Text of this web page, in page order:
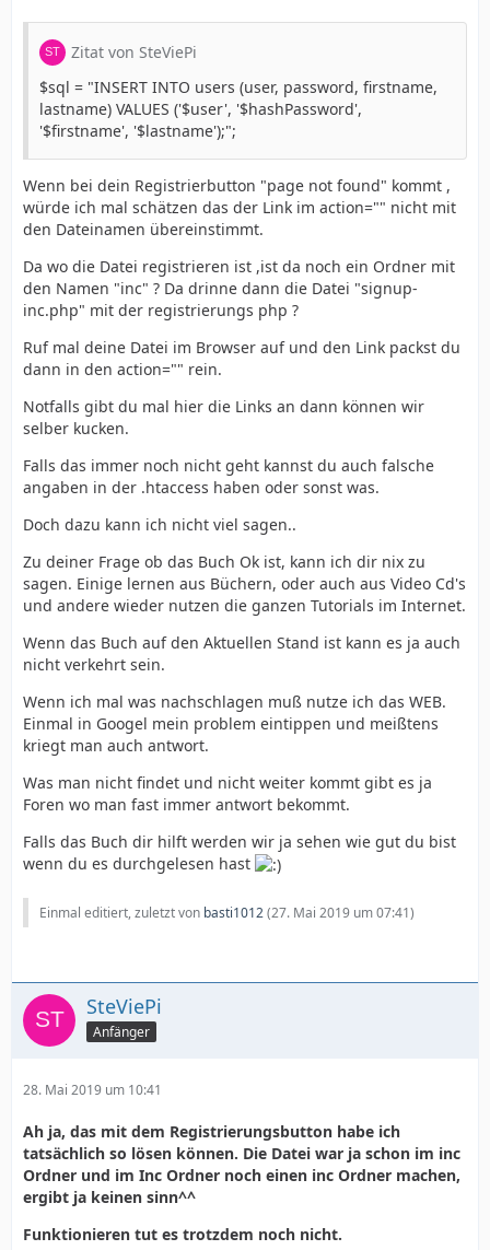
Zitat von SteViePi
$sql = "INSERT INTO users (user, password, firstname,
lastname) VALUES ('$user', '$hashPassword',
'$firstname', '$lastname');";
Wenn bei dein Registrierbutton "page not found" kommt ,
würde ich mal schätzen das der Link im action="" nicht mit
den Dateinamen übereinstimmt.
Da wo die Datei registrieren ist ,ist da noch ein Ordner mit
den Namen "inc" ? Da drinne dann die Datei "signup-
inc.php" mit der registrierungs php ?
Ruf mal deine Datei im Browser auf und den Link packst du
dann in den action="" rein.
Notfalls gibt du mal hier die Links an dann können wir
selber kucken.
Falls das immer noch nicht geht kannst du auch falsche
angaben in der .htaccess haben oder sonst was.
Doch dazu kann ich nicht viel sagen..
Zu deiner Frage ob das Buch Ok ist, kann ich dir nix zu
sagen. Einige lernen aus Büchern, oder auch aus Video Cd's
und andere wieder nutzen die ganzen Tutorials im Internet.
Wenn das Buch auf den Aktuellen Stand ist kann es ja auch
nicht verkehrt sein.
Wenn ich mal was nachschlagen muß nutze ich das WEB.
Einmal in Googel mein problem eintippen und meißtens
kriegt man auch antwort.
Was man nicht findet und nicht weiter kommt gibt es ja
Foren wo man fast immer antwort bekommt.
Falls das Buch dir hilft werden wir ja sehen wie gut du bist
wenn du es durchgelesen hast
Einmal editiert, zuletzt von basti1012(27. Mai 2019 um 07:41)
SteViePi
Anfänger
28. Mai 2019 um 10:41
Ah ja, das mit dem Registrierungsbutton habe ich
tatsächlich so lösen können. Die Datei war ja schon im inc
Ordner und im Inc Ordner noch einen inc Ordner machen,
ergibt ja keinen sinn^^
Funktionieren tut es trotzdem noch nicht.